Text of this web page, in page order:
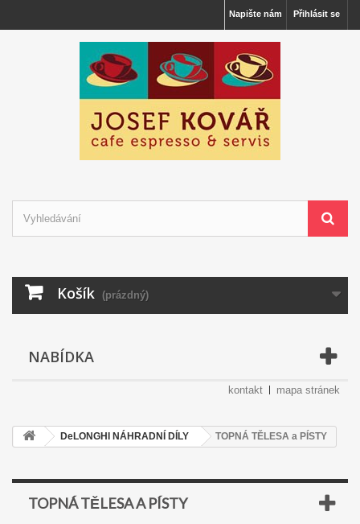
Přihlásit se
Napište nám
Košík (prázdný)
NABÍDKA
kontakt mapa stránek
DeLONGHI NÁHRADNÍ DÍLY TOPNÁ TĚLESA a PÍSTY
TOPNÁ TĚLESA A PÍSTY